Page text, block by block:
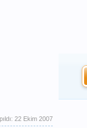
22 Ekim 2007